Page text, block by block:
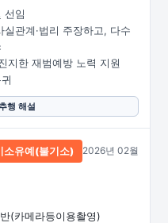
선임
관계·법리 주장하고, 다수
지한 재범예방 노력 지원
행 해설
(카메라등이용촬영)
소유예(불기소) 2026년 02월